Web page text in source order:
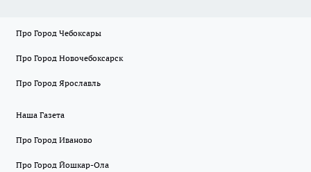
Про Город Чебоксары
Про Город Новочебоксарск
Про Город Ярославль
Наша Газета
Про Город Иваново
Про Город Йошкар-Ола